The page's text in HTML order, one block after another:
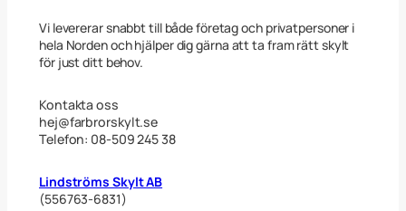
n
g
d
Vi levererar snabbt till både företag och privatpersoner i
hela Norden och hjälper dig gärna att ta fram rätt skylt
för just ditt behov.
Kontakta oss
hej@farbrorskylt.se
Telefon: 08-509 245 38
Lindströms Skylt AB
(556763-6831)